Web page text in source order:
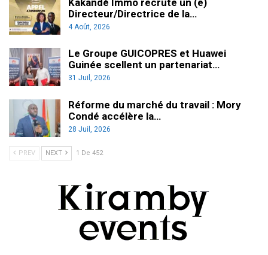
Directeur/Directrice de la…
4 Août, 2026
Le Groupe GUICOPRES et Huawei
Guinée scellent un partenariat…
31 Juil, 2026
Réforme du marché du travail : Mory
Condé accélère la…
28 Juil, 2026
PREV NEXT 1 De 452